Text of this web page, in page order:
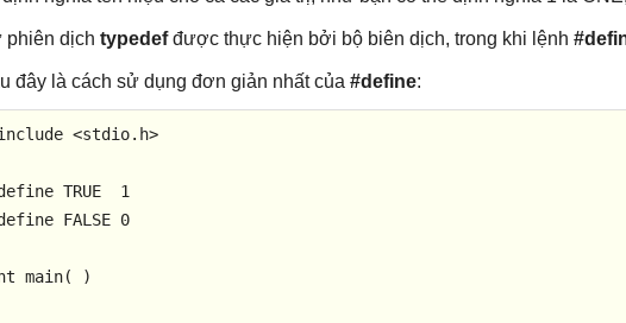
phiên dịch typedefđược thực hiện bởi bộ biên dịch, trong khi lệnh
đây là cách sử dụng đơn giản nhất của #define:
<stdio.h>
TRUE  1
FALSE 0
main( )